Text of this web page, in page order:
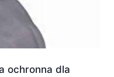
ochronna dla